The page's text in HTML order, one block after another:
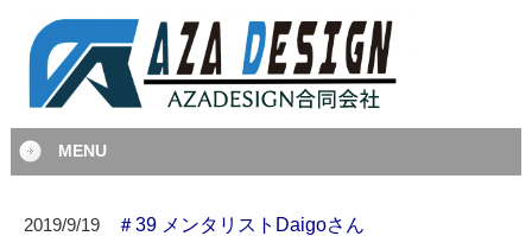
MENU
2019/9/19 ＃39 メンタリストDaigoさん